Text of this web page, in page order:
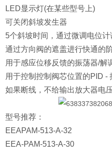
LED显示灯(在某些型号上)
可关闭斜坡发生器
5个斜坡时间，通过微调电位
通过方向阀的遮盖进行快通的
用于感应位移反馈的振荡器/解
用于控制控制阀芯位置的PID -
如果断线，不给输出放大器电
型号推荐：
EEAPAM-513-A-32
EEA-PAM-513-A-30